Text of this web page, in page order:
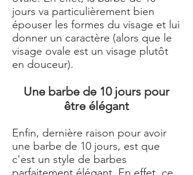
jours va particulièrement bien
épouser les formes du visage et lui
donner un caractère (alors que le
visage ovale est un visage plutôt
en douceur).
Une barbe de 10 jours pour
être élégant
Enfin, dernière raison pour avoir
une barbe de 10 jours, est que
c'est un style de barbes